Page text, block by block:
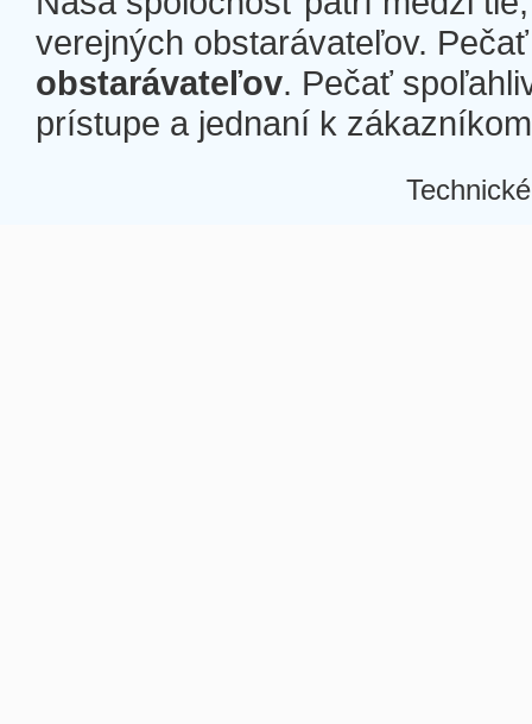
verejných obstarávateľov.
obstarávateľov. Pečať
prístupe a jednaní k